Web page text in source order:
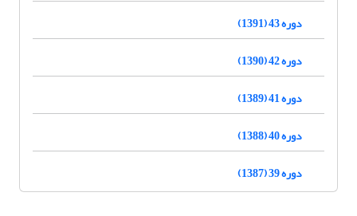
دوره 43 (1391)
دوره 42 (1390)
دوره 41 (1389)
دوره 40 (1388)
دوره 39 (1387)